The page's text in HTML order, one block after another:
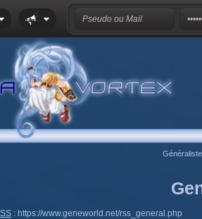
: https://www.geneworld.net/rss_general.php